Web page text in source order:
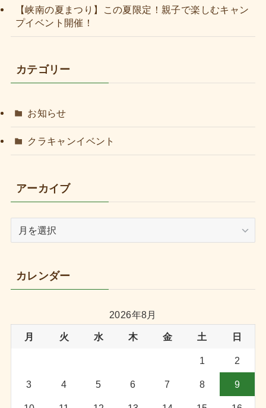
【峡南の夏まつり】この夏限定！親子で楽しむキャン
プイベント開催！
カテゴリー
お知らせ
クラキャンイベント
アーカイブ
ブ
カレンダー
2026年8月
月 火 水 木 金 土 日
1 2
3 4 5 6 7 8 9